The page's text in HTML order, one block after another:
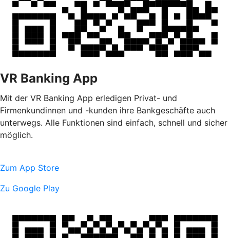
VR Banking App
Mit der VR Banking App erledigen Privat- und
Firmenkundinnen und -kunden ihre Bankgeschäfte auch
unterwegs. Alle Funktionen sind einfach, schnell und sicher
möglich.
Zum App Store
Zu Google Play